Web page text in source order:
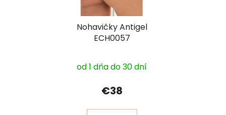
Nohavičky Antigel
ECH0057
od 1 dňa do 30 dní
€38